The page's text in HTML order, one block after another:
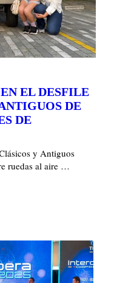
EL DESFILE
DE
DE
y Antiguos
ruedas al aire …